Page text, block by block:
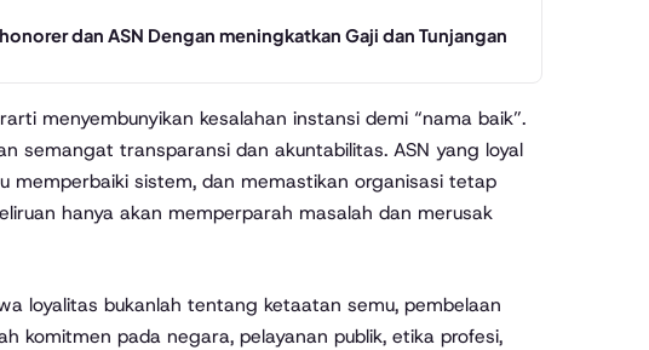
dan ASN Dengan meningkatkan Gaji dan Tunjangan
menyembunyikan kesalahan instansi demi “nama baik”.
semangat transparansi dan akuntabilitas. ASN yang loyal
memperbaiki sistem, dan memastikan organisasi tetap
hanya akan memperparah masalah dan merusak
loyalitas bukanlah tentang ketaatan semu, pembelaan
komitmen pada negara, pelayanan publik, etika profesi,